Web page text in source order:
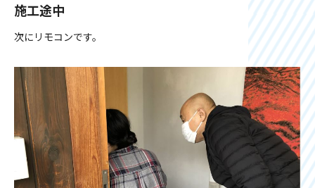
施工途中
次にリモコンです。